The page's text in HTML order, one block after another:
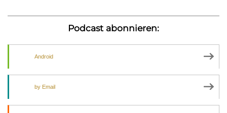
Podcast abonnieren:
Android
by Email